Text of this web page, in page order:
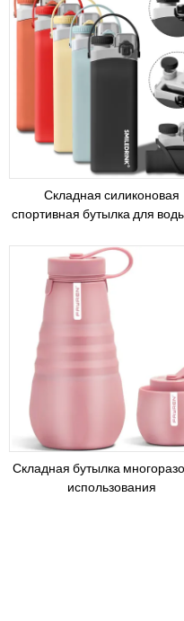
Складная силиконовая
спортивная бутылка для
бутылка для воды для
разработанная под заказ
Складная бутылка
использования